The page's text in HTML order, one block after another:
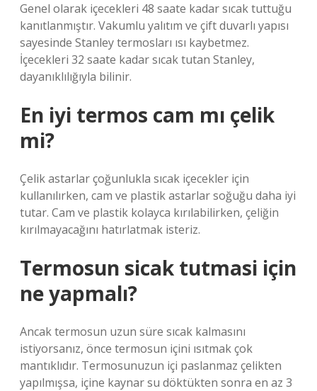
Genel olarak içecekleri 48 saate kadar sıcak tuttuğu
kanıtlanmıştır. Vakumlu yalıtım ve çift duvarlı yapısı
sayesinde Stanley termosları ısı kaybetmez.
İçecekleri 32 saate kadar sıcak tutan Stanley,
dayanıklılığıyla bilinir.
En iyi termos cam mı çelik
mi?
Çelik astarlar çoğunlukla sıcak içecekler için
kullanılırken, cam ve plastik astarlar soğuğu daha iyi
tutar. Cam ve plastik kolayca kırılabilirken, çeliğin
kırılmayacağını hatırlatmak isteriz.
Termosun sicak tutmasi için
ne yapmalı?
Ancak termosun uzun süre sıcak kalmasını
istiyorsanız, önce termosun içini ısıtmak çok
mantıklıdır. Termosunuzun içi paslanmaz çelikten
yapılmışsa, içine kaynar su döktükten sonra en az 3